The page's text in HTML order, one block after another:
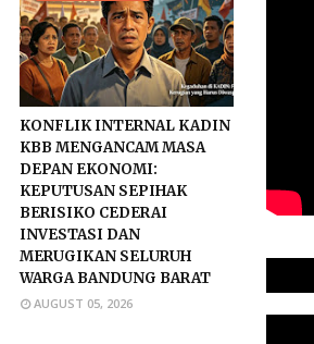
KONFLIK INTERNAL KADIN
KBB MENGANCAM MASA
DEPAN EKONOMI:
KEPUTUSAN SEPIHAK
BERISIKO CEDERAI
INVESTASI DAN
MERUGIKAN SELURUH
WARGA BANDUNG BARAT
AUGUST 05, 2026